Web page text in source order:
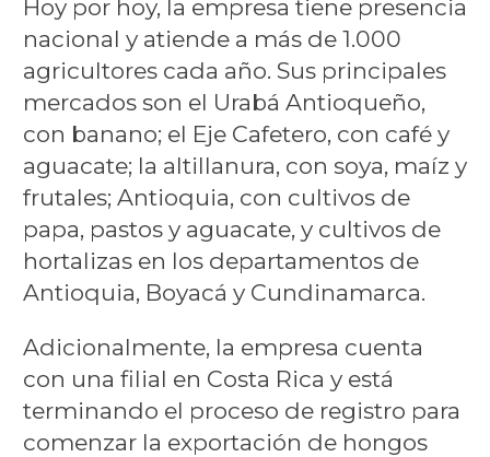
Hoy por hoy, la empresa tiene presencia
nacional y atiende a más de 1.000
agricultores cada año. Sus principales
mercados son el Urabá Antioqueño,
con banano; el Eje Cafetero, con café y
aguacate; la altillanura, con soya, maíz y
frutales; Antioquia, con cultivos de
papa, pastos y aguacate, y cultivos de
hortalizas en los departamentos de
Antioquia, Boyacá y Cundinamarca.
Adicionalmente, la empresa cuenta
con una filial en Costa Rica y está
terminando el proceso de registro para
comenzar la exportación de hongos